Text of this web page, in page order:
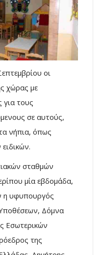
οι
χώρας με
για τους
σε αυτούς,
νήπια, όπως
σταθμών
μία εβδομάδα,
η υφυπουργός
Δόμνα
Εσωτερικών
της